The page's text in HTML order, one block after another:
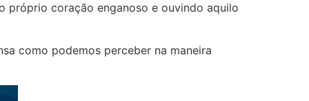
próprio coração enganoso e ouvindo aquilo
como podemos perceber na maneira